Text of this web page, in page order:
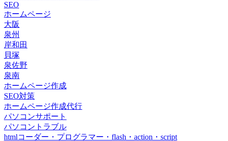
SEO
ホームページ
大阪
泉州
岸和田
貝塚
泉佐野
泉南
ホームページ作成
SEO対策
ホームページ作成代行
パソコンサポート
パソコントラブル
htmlコーダー・プログラマー・flash・action・script